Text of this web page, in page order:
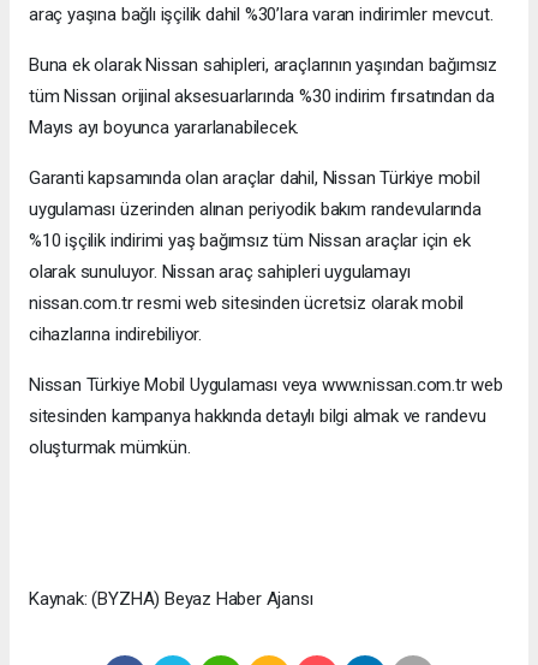
araç yaşına bağlı işçilik dahil %30’lara varan indirimler mevcut.
Buna ek olarak Nissan sahipleri, araçlarının yaşından bağımsız
tüm Nissan orijinal aksesuarlarında %30 indirim fırsatından da
Mayıs ayı boyunca yararlanabilecek.
Garanti kapsamında olan araçlar dahil, Nissan Türkiye mobil
uygulaması üzerinden alınan periyodik bakım randevularında
%10 işçilik indirimi yaş bağımsız tüm Nissan araçlar için ek
olarak sunuluyor. Nissan araç sahipleri uygulamayı
nissan.com.tr resmi web sitesinden ücretsiz olarak mobil
cihazlarına indirebiliyor.
Nissan Türkiye Mobil Uygulaması veya www.nissan.com.tr web
sitesinden kampanya hakkında detaylı bilgi almak ve randevu
oluşturmak mümkün.
Kaynak: (BYZHA) Beyaz Haber Ajansı